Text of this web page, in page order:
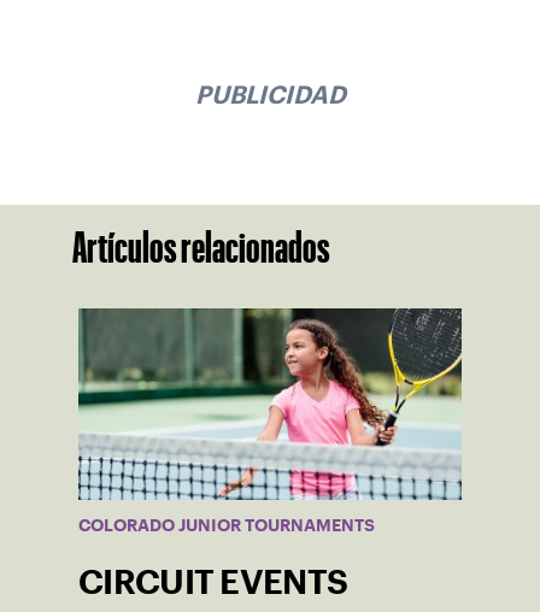
PUBLICIDAD
Artículos relacionados
COLORADO JUNIOR TOURNAMENTS
CIRCUIT EVENTS